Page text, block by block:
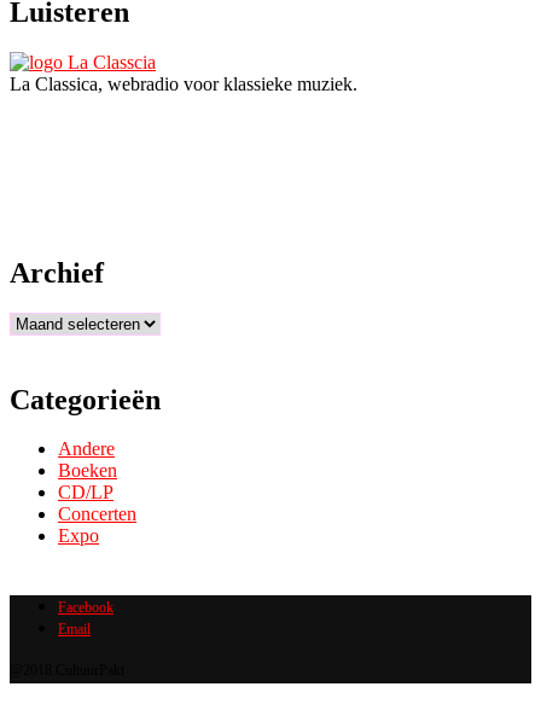
Luisteren
La Classica, webradio voor klassieke muziek.
Archief
Archief
Categorieën
Andere
Boeken
CD/LP
Concerten
Expo
Facebook
Email